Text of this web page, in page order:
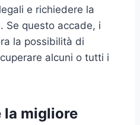
e richiedere la
Se questo accade, i
la possibilità di
alcuni o tutti i
la migliore